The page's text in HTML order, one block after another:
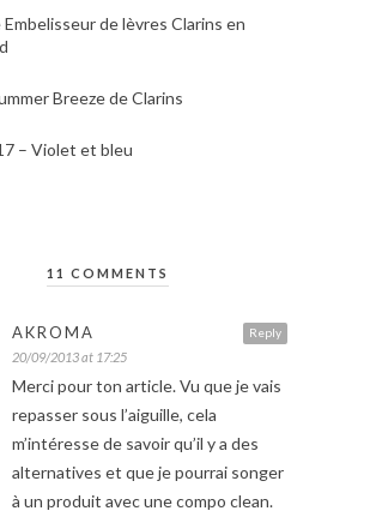
Embelisseur de lèvres Clarins en
Breeze de Clarins
– Violet et bleu
11 COMMENTS
Reply
AKROMA
20/09/2013 at 17:25
Merci pour ton article. Vu que je vais
repasser sous l’aiguille, cela
m’intéresse de savoir qu’il y a des
alternatives et que je pourrai songer
à un produit avec une compo clean.